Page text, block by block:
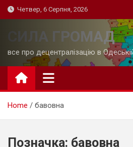
Skip
to
Четвер, 6 Серпня, 2026
СИЛА ГРОМАД
все про децентралізацію в
Home бавовна
Позначка: бавовна